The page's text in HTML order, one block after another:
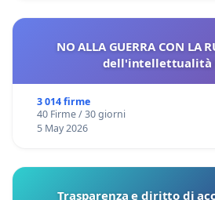
NO ALLA GUERRA CON LA
dell'intellettualità
3 014 firme
40 Firme / 30 giorni
5 May 2026
Trasparenza e diritto di